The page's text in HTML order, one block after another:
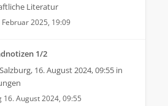
Literatur
Februar 2025, 19:09
1/2
, 16. August 2024, 09:55 in
16. August 2024, 09:55